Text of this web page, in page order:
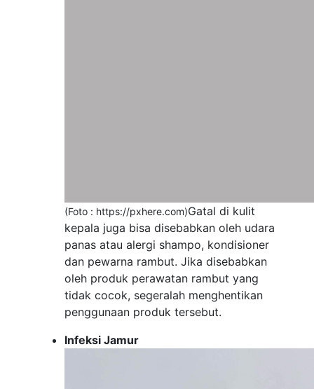
(Foto : https://pxhere.com)Gatal di kulit
kepala juga bisa disebabkan oleh udara
panas atau alergi shampo, kondisioner
dan pewarna rambut. Jika disebabkan
oleh produk perawatan rambut yang
tidak cocok, segeralah menghentikan
penggunaan produk tersebut.
Infeksi Jamur